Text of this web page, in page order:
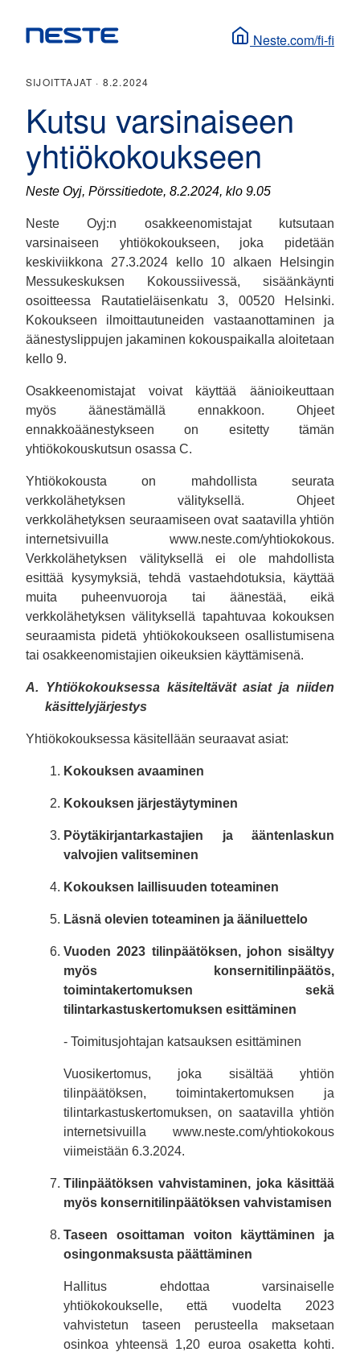
Neste.com/fi-fi
SIJOITTAJAT · 8.2.2024
Kutsu varsinaiseen
yhtiökokoukseen
Neste Oyj, Pörssitiedote, 8.2.2024, klo 9.05
Neste Oyj:n osakkeenomistajat kutsutaan
varsinaiseen yhtiökokoukseen, joka pidetään
keskiviikkona 27.3.2024 kello 10 alkaen Helsingin
Messukeskuksen Kokoussiivessä, sisäänkäynti
osoitteessa Rautatieläisenkatu 3, 00520 Helsinki.
Kokoukseen ilmoittautuneiden vastaanottaminen ja
äänestyslippujen jakaminen kokouspaikalla aloitetaan
kello 9.
Osakkeenomistajat voivat käyttää äänioikeuttaan
myös äänestämällä ennakkoon. Ohjeet
ennakkoäänestykseen on esitetty tämän
yhtiökokouskutsun osassa C.
Yhtiökokousta on mahdollista seurata
verkkolähetyksen välityksellä. Ohjeet
verkkolähetyksen seuraamiseen ovat saatavilla yhtiön
internetsivuilla www.neste.com/yhtiokokous.
Verkkolähetyksen välityksellä ei ole mahdollista
esittää kysymyksiä, tehdä vastaehdotuksia, käyttää
muita puheenvuoroja tai äänestää, eikä
verkkolähetyksen välityksellä tapahtuvaa kokouksen
seuraamista pidetä yhtiökokoukseen osallistumisena
tai osakkeenomistajien oikeuksien käyttämisenä.
A. Yhtiökokouksessa käsiteltävät asiat ja niiden
käsittelyjärjestys
Yhtiökokouksessa käsitellään seuraavat asiat:
Kokouksen avaaminen
Kokouksen järjestäytyminen
Pöytäkirjantarkastajien ja ääntenlaskun
valvojien valitseminen
Kokouksen laillisuuden toteaminen
Läsnä olevien toteaminen ja ääniluettelo
Vuoden 2023 tilinpäätöksen, johon sisältyy
myös konsernitilinpäätös,
toimintakertomuksen sekä
tilintarkastuskertomuksen esittäminen
- Toimitusjohtajan katsauksen esittäminen
Vuosikertomus, joka sisältää yhtiön
tilinpäätöksen, toimintakertomuksen ja
tilintarkastuskertomuksen, on saatavilla yhtiön
internetsivuilla www.neste.com/yhtiokokous
viimeistään 6.3.2024.
Tilinpäätöksen vahvistaminen, joka käsittää
myös konsernitilinpäätöksen vahvistamisen
Taseen osoittaman voiton käyttäminen ja
osingonmaksusta päättäminen
Hallitus ehdottaa varsinaiselle
yhtiökokoukselle, että vuodelta 2023
vahvistetun taseen perusteella maksetaan
osinkoa yhteensä 1,20 euroa osaketta kohti.